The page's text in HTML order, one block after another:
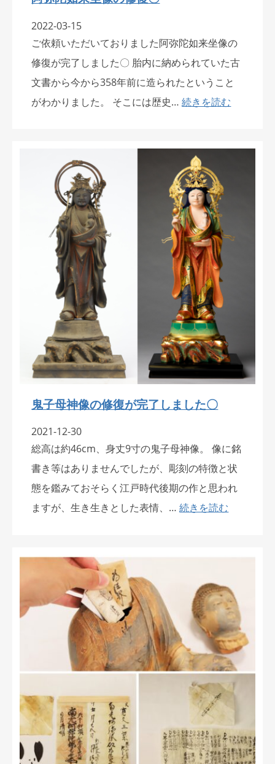
2022-03-15
ご依頼いただいておりました阿弥陀如来坐像の
修復が完了しました〇 胎内に納められていた古
文書から今から358年前に造られたということ
がわかりました。 そこには歴史…続きを読む
鬼子母神像の修復が完了しました〇
2021-12-30
総高は約46cm、身丈9寸の鬼子母神像。 像に銘
書き等はありませんでしたが、彫刻の特徴と状
態を鑑みておそらく江戸時代後期の作と思われ
ますが、生き生きとした表情、…続きを読む